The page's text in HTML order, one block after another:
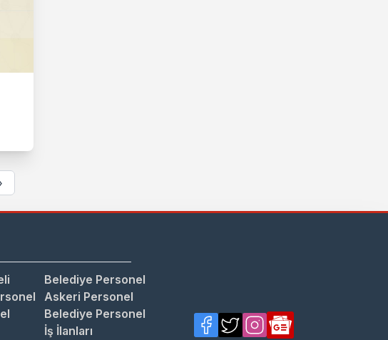
Belediye Personel
Askeri Personel
Belediye Personel
İş İlanları